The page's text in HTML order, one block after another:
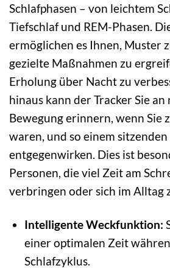
Schlafphasen – von leichtem
Tiefschlaf und REM-Phasen.
ermöglichen es Ihnen, Muster
gezielte Maßnahmen zu
Erholung über Nacht zu
hinaus kann der Tracker Sie
Bewegung erinnern, wenn Sie
waren, und so einem
entgegenwirken. Dies ist
Personen, die viel Zeit am
verbringen oder sich im Alltag
Intelligente Weckfunktion:
einer optimalen Zeit
Schlafzyklus.